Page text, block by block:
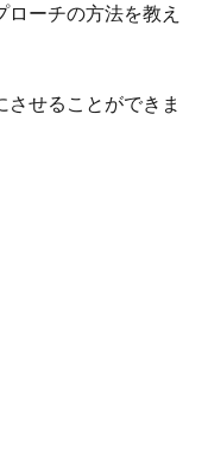
ーチの方法を教え
せることができま